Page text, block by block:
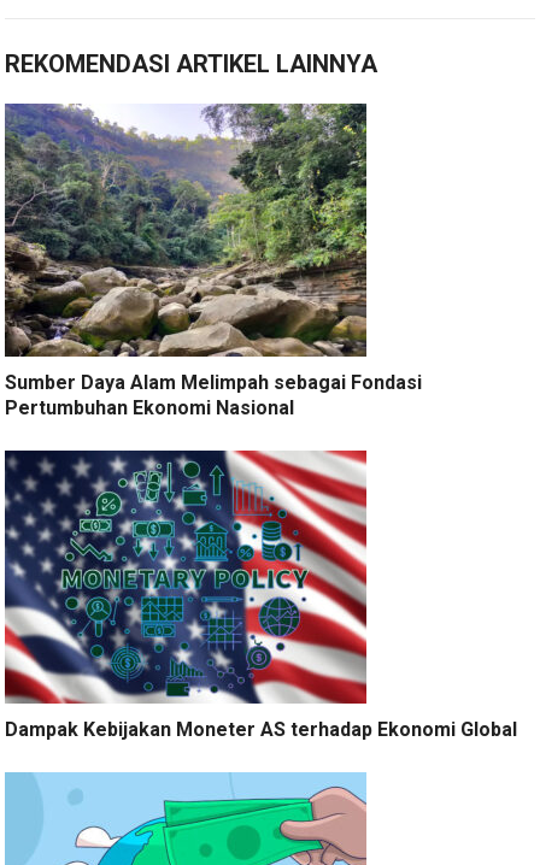
REKOMENDASI ARTIKEL LAINNYA
Sumber Daya Alam Melimpah sebagai Fondasi
Pertumbuhan Ekonomi Nasional
Dampak Kebijakan Moneter AS terhadap Ekonomi Global